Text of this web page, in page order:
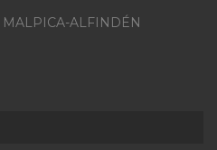
ALFINDÉN